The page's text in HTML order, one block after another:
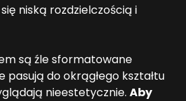
niską rozdzielczością i
są źle sformatowane
do okrągłego kształtu
nieestetycznie. Aby